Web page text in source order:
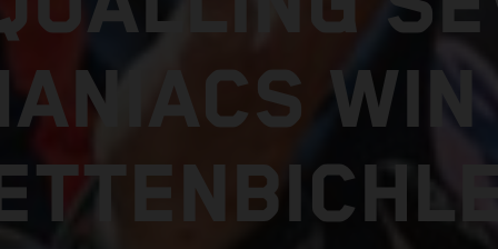
FIND YOUR LIMIT
KTM 250
DÉCOUVRES-EN PLUS